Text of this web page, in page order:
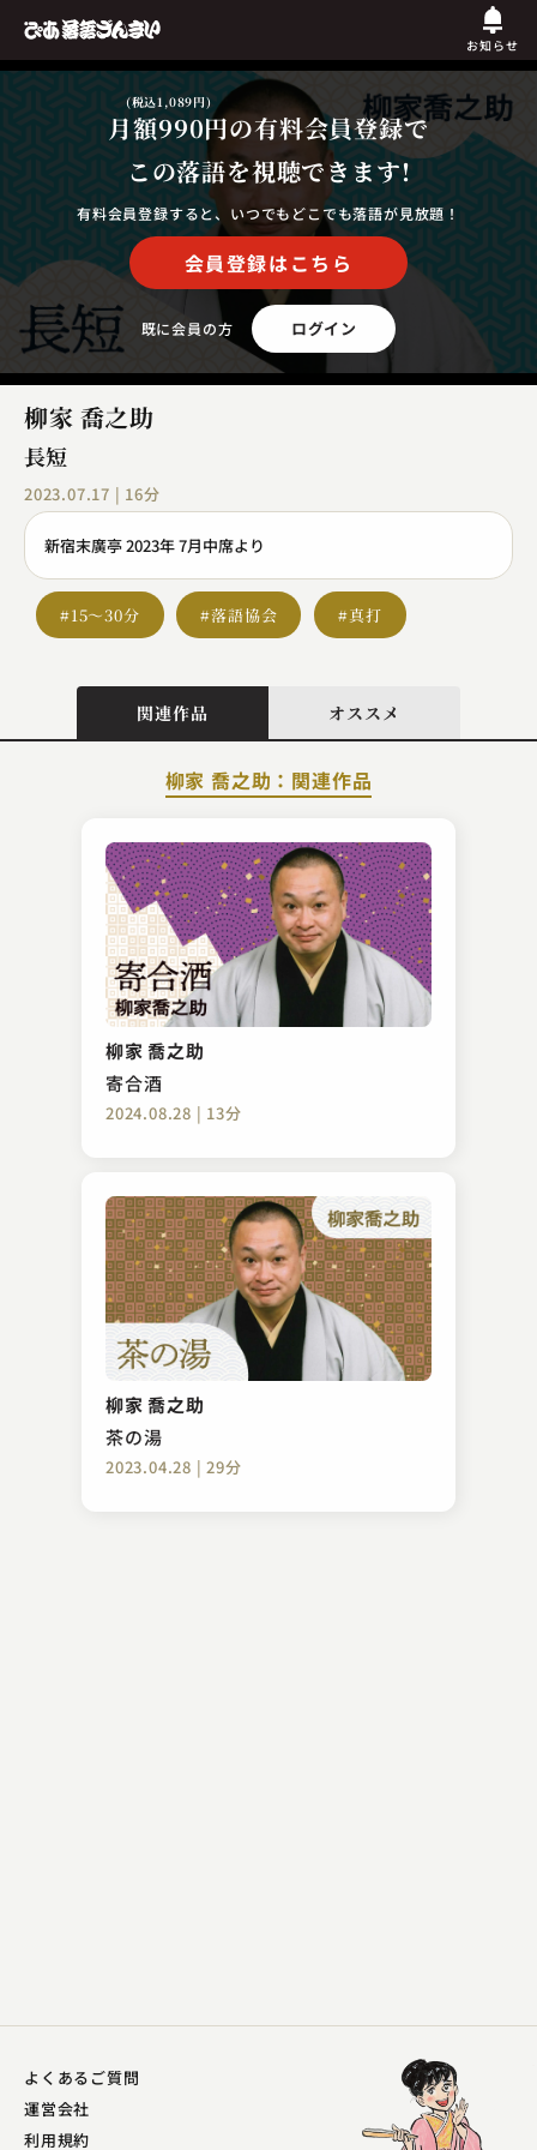
お知らせ
月額990円
(税込1,089円)
の有料会員登録で
この落語を視聴できます!
有料会員登録すると、いつでもどこでも落語が見放題！
会員登録はこちら
既に会員の方 ログイン
柳家 喬之助
長短
2023.07.17 | 16分
新宿末廣亭 2023年 7月中席より
#15～30分 #落語協会 #真打
関連作品 オススメ
柳家 喬之助：関連作品
柳家 喬之助
寄合酒
2024.08.28 | 13分
柳家 喬之助
茶の湯
2023.04.28 | 29分
桂 文雀
ぞろぞろ
2023.02.21 | 17分
三遊亭 志う歌
荒茶
2023.04.01 | 15分
よくあるご質問
運営会社
利用規約